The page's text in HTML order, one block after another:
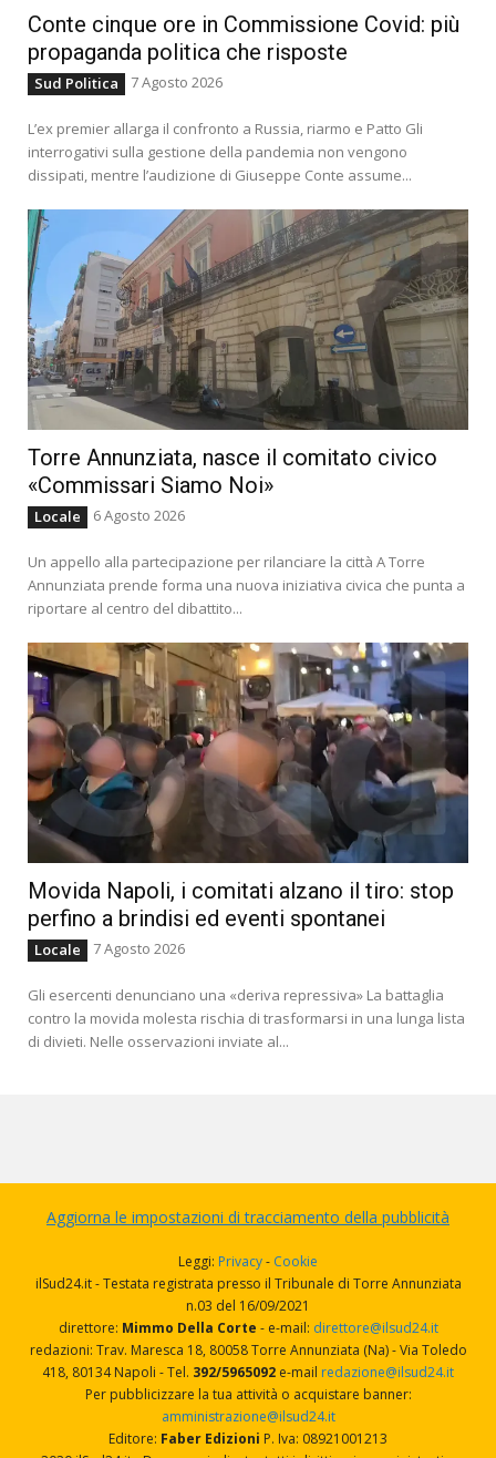
Conte cinque ore in Commissione Covid: più
propaganda politica che risposte
Sud Politica 7 Agosto 2026
L’ex premier allarga il confronto a Russia, riarmo e Patto Gli
interrogativi sulla gestione della pandemia non vengono
dissipati, mentre l’audizione di Giuseppe Conte assume...
Torre Annunziata, nasce il comitato civico
«Commissari Siamo Noi»
Locale 6 Agosto 2026
Un appello alla partecipazione per rilanciare la città A Torre
Annunziata prende forma una nuova iniziativa civica che punta a
riportare al centro del dibattito...
Movida Napoli, i comitati alzano il tiro: stop
perfino a brindisi ed eventi spontanei
Locale 7 Agosto 2026
Gli esercenti denunciano una «deriva repressiva» La battaglia
contro la movida molesta rischia di trasformarsi in una lunga lista
di divieti. Nelle osservazioni inviate al...
Aggiorna le impostazioni di tracciamento della pubblicità
Leggi: Privacy- Cookie
ilSud24.it - Testata registrata presso il Tribunale di Torre Annunziata
n.03 del 16/09/2021
direttore: Mimmo Della Corte - e-mail: direttore@ilsud24.it
redazioni: Trav. Maresca 18, 80058 Torre Annunziata (Na) - Via Toledo
418, 80134 Napoli - Tel. 392/5965092 e-mail redazione@ilsud24.it
Per pubblicizzare la tua attività o acquistare banner:
amministrazione@ilsud24.it
Editore: Faber Edizioni P. Iva: 08921001213